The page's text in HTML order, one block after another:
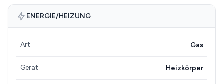
ENERGIE/HEIZUNG
Art Gas
Gerät Heizkörper